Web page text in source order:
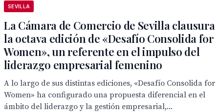
SEVILLA
La Cámara de Comercio de Sevilla clausura
la octava edición de «Desafío Consolida for
Women», un referente en el impulso del
liderazgo empresarial femenino
A lo largo de sus distintas ediciones, «Desafío Consolida for
Women» ha configurado una propuesta diferencial en el
ámbito del liderazgo y la gestión empresarial,...